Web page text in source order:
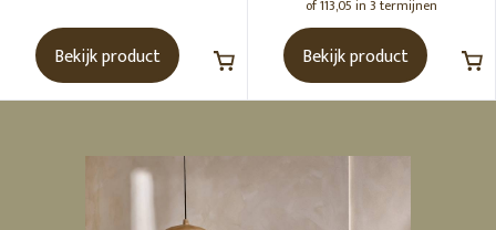
Bekijk product
of 113,05 in 3 termijnen
Bekijk product